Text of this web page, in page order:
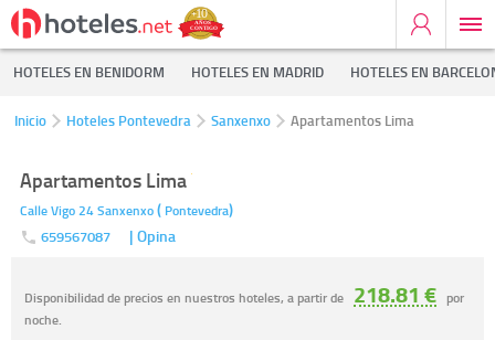
HOTELES EN BENIDORM HOTELES EN MADRID HOTELES EN
Inicio Hoteles Pontevedra Sanxenxo Apartamentos Lima
Apartamentos Lima
Calle Vigo 24Sanxenxo( Pontevedra)
659567087 | Opina
Disponibilidad de precios en nuestros hoteles, a partir de 218.81 € por
noche.